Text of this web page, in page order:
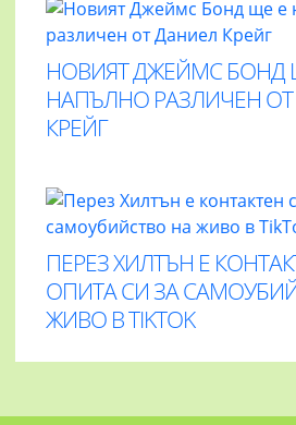
НОВИЯТ ДЖЕЙМС БОНД
НАПЪЛНО РАЗЛИЧЕН
КРЕЙГ
ПЕРЕЗ ХИЛТЪН Е
ОПИТА СИ ЗА
ЖИВО В TIKTOK